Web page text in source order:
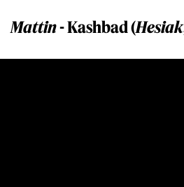
Mattin- Kashbad (Hesiak